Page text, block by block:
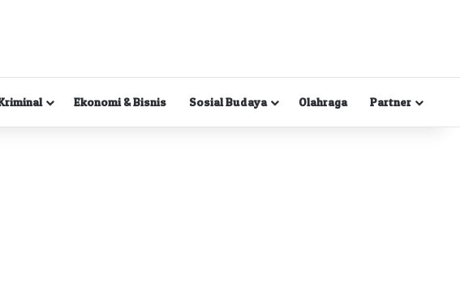
Ekonomi & Bisnis Sosial Budaya Olahraga Partner